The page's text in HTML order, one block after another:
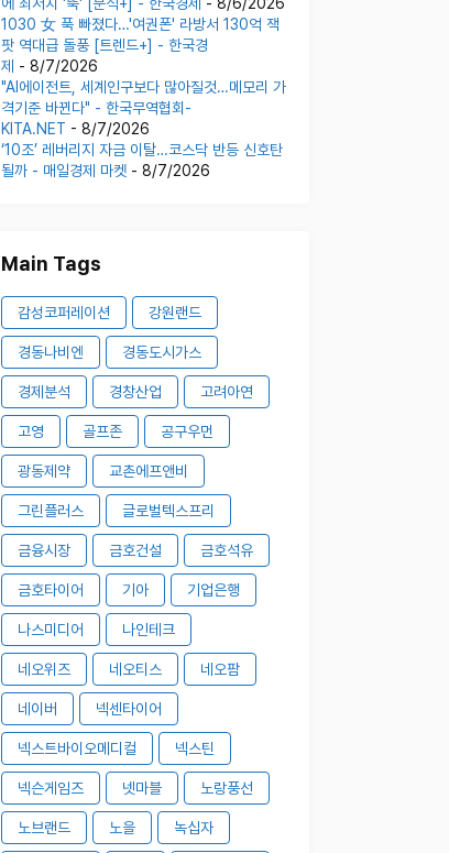
1030 女 푹 빠졌다…'여권폰' 라방서 130억 잭
팟 역대급 돌풍 [트렌드+] - 한국경
제 - 8/7/2026
"AI에이전트, 세계인구보다 많아질것…메모리 가
격기준 바뀐다" - 한국무역협회-
KITA.NET - 8/7/2026
‘10조’ 레버리지 자금 이탈…코스닥 반등 신호탄
될까 - 매일경제 마켓- 8/7/2026
Main Tags
감성코퍼레이션 강원랜드
경동나비엔 경동도시가스
경제분석 경창산업 고려아연
고영 골프존 공구우먼
광동제약 교촌에프앤비
그린플러스 글로벌텍스프리
금융시장 금호건설 금호석유
금호타이어 기아 기업은행
나스미디어 나인테크
네오위즈 네오티스 네오팜
네이버 넥센타이어
넥스트바이오메디컬 넥스틴
넥슨게임즈 넷마블 노랑풍선
노브랜드 노을 녹십자